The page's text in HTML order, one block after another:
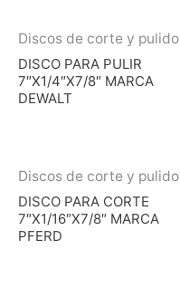
Discos de corte y pulido
DISCO PARA PULIR
7″X1/4″X7/8″ MARCA
DEWALT
Discos de corte y pulido
DISCO PARA CORTE
7″X1/16″X7/8″ MARCA
PFERD